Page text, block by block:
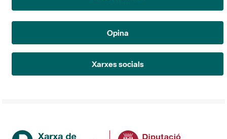
Opina
Xarxes socials